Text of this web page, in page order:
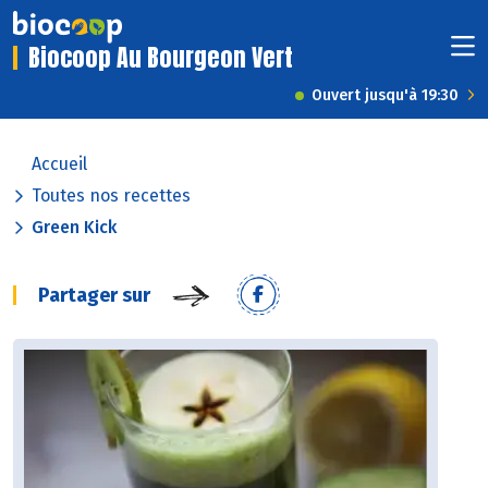
Biocoop Au Bourgeon Vert
Ouvert jusqu'à 19:30
Accueil
Toutes nos recettes
Green Kick
Partager sur